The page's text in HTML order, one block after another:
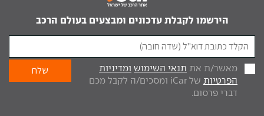
הירשמו לקבלת עדכונים ומבצעים בעולם הרכב
מאשר/ת את תנאי השימוש ומדיניות
הפרטיות
של iCar ומסכים/ה לקבל מכם
דברי פרסום.